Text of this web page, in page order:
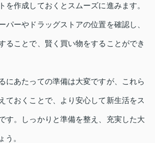
を作成しておくとスムーズに進みます。
パーやドラッグストアの位置を確認し、
ることで、賢く買い物をすることができ
にあたっての準備は大変ですが、これら
ておくことで、より安心して新生活をス
す。しっかりと準備を整え、充実した大
う。